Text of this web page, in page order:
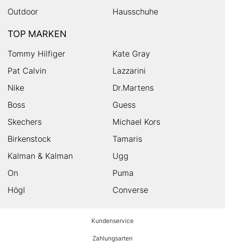
Outdoor
Hausschuhe
TOP MARKEN
Tommy Hilfiger
Kate Gray
Pat Calvin
Lazzarini
Nike
Dr.Martens
Boss
Guess
Skechers
Michael Kors
Birkenstock
Tamaris
Kalman & Kalman
Ugg
On
Puma
Högl
Converse
Kundenservice
Zahlungsarten